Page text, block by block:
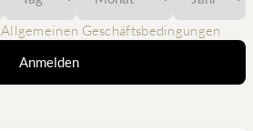
Allgemeinen Geschäftsbedingungen
Anmelden